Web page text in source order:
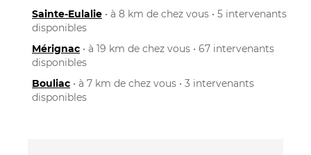
Sainte-Eulalie • à 8 km de chez vous • 5 intervenants
disponibles
Mérignac • à 19 km de chez vous • 67 intervenants
disponibles
Bouliac • à 7 km de chez vous • 3 intervenants
disponibles